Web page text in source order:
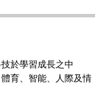
於學習成長之中
育、智能、人際及情